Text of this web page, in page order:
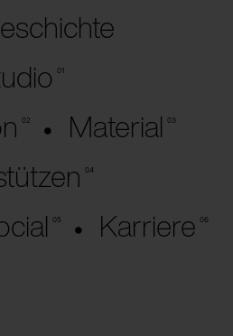
Material
Karriere